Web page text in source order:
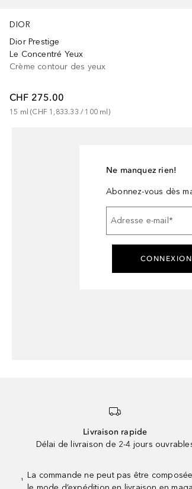
DIOR
Dior Prestige
Le Concentré Yeux
Crème contour des yeux
CHF 275.00
15 ml (CHF 1,833.33 / 100 ml)
Ne manquez rien!
Abonnez-vous dès
Adresse e-mail *
CONNEXION
Livraison rapide
Délai de livraison de 2-4 jours
¹
La commande ne peut pas être